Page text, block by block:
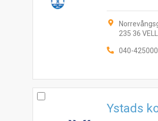
235 36
040-425000
Ystads